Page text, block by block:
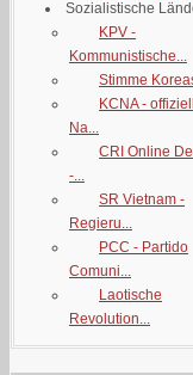
Sozialistische
KPV -
Kommunistische...
Stimme
KCNA -
Na...
CRI Online
-...
SR Vietnam -
Regieru...
PCC - Partido
Comuni...
Laotische
Revolution...